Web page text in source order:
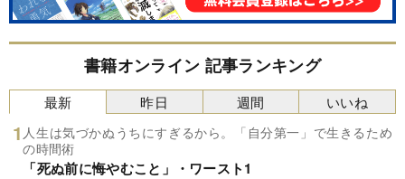
書籍オンライン 記事ランキング
最新
人生は気づかぬうちにすぎるから。「自分第一」で生きるため
の時間術
「死ぬ前に悔やむこと」・ワースト1
昨日 週間 いいね